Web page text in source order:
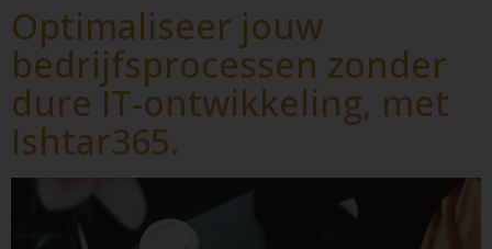
Optimaliseer jouw
bedrijfsprocessen zonder
dure IT-ontwikkeling, met
Ishtar365.